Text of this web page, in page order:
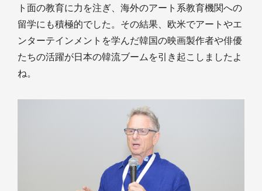
ト面の教育に力を注ぎ、海外のアート系教育機関への
留学にも積極的でした。その結果、欧米でアートやエ
ンターテインメントを学んだ韓国の映画製作者や俳優
たちの活躍が日本の韓流ブームを引き起こしましたよ
ね。